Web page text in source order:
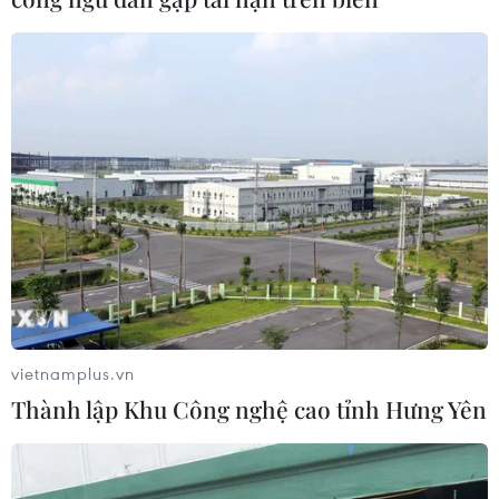
ngắn
Tiên phóng vật thể chưa xác định
06/08/2026 08:31
Dấu mốc quan trọng trong quan hệ
Việt Nam-Australia
06/08/2026 08:29
ngăn chặn đánh bạc trực tuyến trong
vietnamplus.vn
Thành lập Khu Công nghệ cao tỉnh Hưng Yên